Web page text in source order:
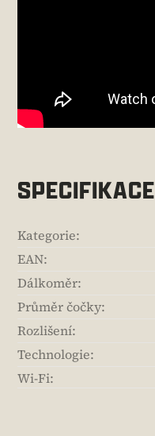
SPECIFIKACE
Kategorie:
EAN:
Dálkoměr:
Průměr čočky:
Rozlišení:
Technologie:
Wi-Fi: